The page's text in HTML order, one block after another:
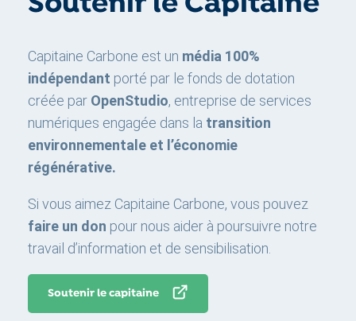
Capitaine Carbone est un média 100%
indépendant porté par le fonds de dotation
créée par OpenStudio, entreprise de services
numériques engagée dans la transition
environnementale et l’économie
régénérative.
Si vous aimez Capitaine Carbone, vous pouvez
faire un don pour nous aider à poursuivre notre
travail d’information et de sensibilisation.
Soutenir le capitaine